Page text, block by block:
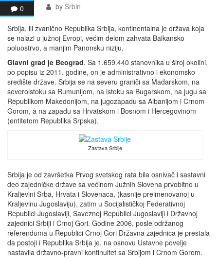
0
by Srbin
Srbija, ili zvanično Republika Srbija, kontinentalna je država koja
se nalazi u južnoj Evropi, većim delom zahvata Balkansko
poluostrvo, a manjim Panonsku niziju.
Glavni grad je Beograd. Sa 1.659.440 stanovnika u široj okolini,
po popisu iz 2011. godine, on je administrativno i ekonomsko
središte države. Srbija se na severu graniči sa Mađarskom, na
severoistoku sa Rumunijom, na istoku sa Bugarskom, na jugu sa
Republikom Makedonijom, na jugozapadu sa Albanijom i Crnom
Gorom, a na zapadu sa Hrvatskom i Bosnom i Hercegovinom
(entitetom Republika Srpska).
Zastava Srbije
Srbija je od završetka Prvog svetskog rata bila osnivač i sastavni
deo zajedničke države sa većinom Južnih Slovena prvobitno u
Kraljevini Srba, Hrvata i Slovenaca, (kasnije preimenovanoj u
Kraljevinu Jugoslaviju), zatim u Socijalističkoj Federativnoj
Republici Jugoslaviji, Saveznoj Republici Jugoslaviji i Državnoj
zajednici Srbiji i Crnoj Gori. Godine 2006, posle održanog
referenduma u Republici Crnoj Gori Državna zajednica je prestala
da postoji i Republika Srbija je, na osnovu Ustavne povelje
nastavila državno-pravni kontinuitet sa Srbijom i Crnom Gorom.